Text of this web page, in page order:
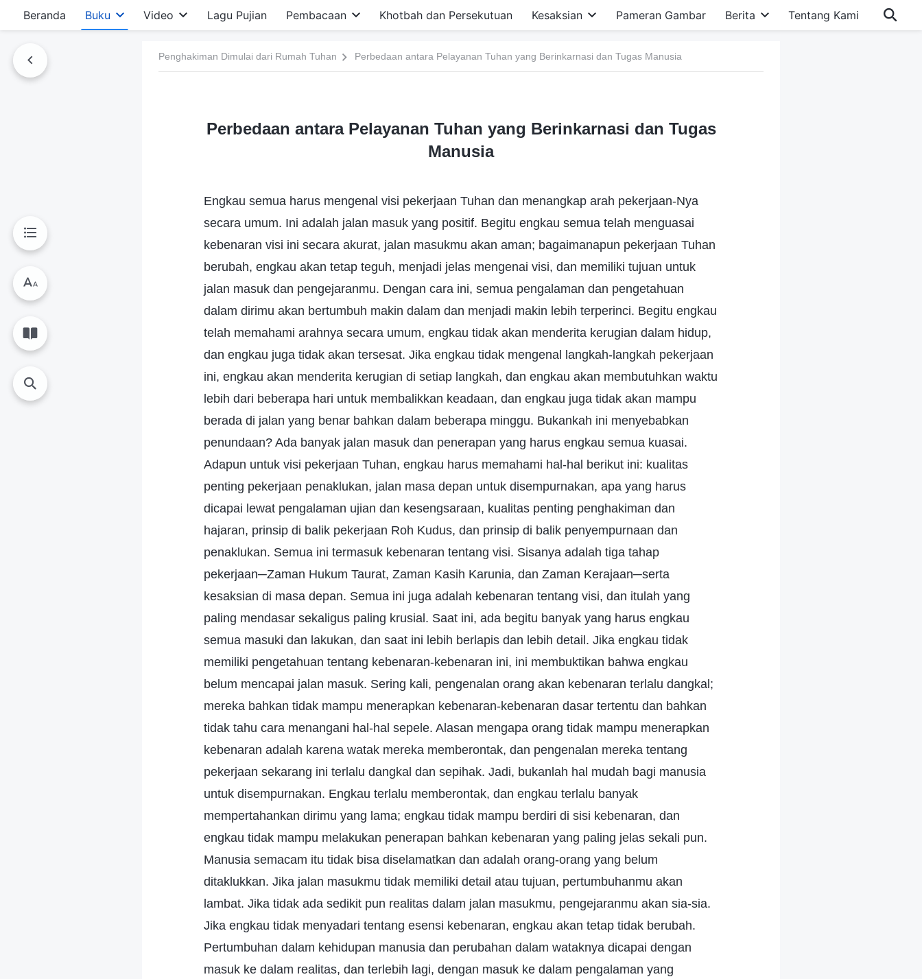
Beranda Buku Video Lagu Pujian Pembacaan Khotbah dan Persekutuan Kesaksian Pameran Gambar Berita Tentang Kami
Penghakiman Dimulai dari Rumah Tuhan Perbedaan antara Pelayanan Tuhan yang Berinkarnasi dan Tugas Manusia
Perbedaan antara Pelayanan Tuhan yang Berinkarnasi dan Tugas
Manusia
Engkau semua harus mengenal visi pekerjaan Tuhan dan menangkap arah pekerjaan-Nya
secara umum. Ini adalah jalan masuk yang positif. Begitu engkau semua telah menguasai
kebenaran visi ini secara akurat, jalan masukmu akan aman; bagaimanapun pekerjaan Tuhan
berubah, engkau akan tetap teguh, menjadi jelas mengenai visi, dan memiliki tujuan untuk
jalan masuk dan pengejaranmu. Dengan cara ini, semua pengalaman dan pengetahuan
dalam dirimu akan bertumbuh makin dalam dan menjadi makin lebih terperinci. Begitu engkau
telah memahami arahnya secara umum, engkau tidak akan menderita kerugian dalam hidup,
dan engkau juga tidak akan tersesat. Jika engkau tidak mengenal langkah-langkah pekerjaan
ini, engkau akan menderita kerugian di setiap langkah, dan engkau akan membutuhkan waktu
lebih dari beberapa hari untuk membalikkan keadaan, dan engkau juga tidak akan mampu
berada di jalan yang benar bahkan dalam beberapa minggu. Bukankah ini menyebabkan
penundaan? Ada banyak jalan masuk dan penerapan yang harus engkau semua kuasai.
Adapun untuk visi pekerjaan Tuhan, engkau harus memahami hal-hal berikut ini: kualitas
penting pekerjaan penaklukan, jalan masa depan untuk disempurnakan, apa yang harus
dicapai lewat pengalaman ujian dan kesengsaraan, kualitas penting penghakiman dan
hajaran, prinsip di balik pekerjaan Roh Kudus, dan prinsip di balik penyempurnaan dan
penaklukan. Semua ini termasuk kebenaran tentang visi. Sisanya adalah tiga tahap
pekerjaan─Zaman Hukum Taurat, Zaman Kasih Karunia, dan Zaman Kerajaan─serta
kesaksian di masa depan. Semua ini juga adalah kebenaran tentang visi, dan itulah yang
paling mendasar sekaligus paling krusial. Saat ini, ada begitu banyak yang harus engkau
semua masuki dan lakukan, dan saat ini lebih berlapis dan lebih detail. Jika engkau tidak
memiliki pengetahuan tentang kebenaran-kebenaran ini, ini membuktikan bahwa engkau
belum mencapai jalan masuk. Sering kali, pengenalan orang akan kebenaran terlalu dangkal;
mereka bahkan tidak mampu menerapkan kebenaran-kebenaran dasar tertentu dan bahkan
tidak tahu cara menangani hal-hal sepele. Alasan mengapa orang tidak mampu menerapkan
kebenaran adalah karena watak mereka memberontak, dan pengenalan mereka tentang
pekerjaan sekarang ini terlalu dangkal dan sepihak. Jadi, bukanlah hal mudah bagi manusia
untuk disempurnakan. Engkau terlalu memberontak, dan engkau terlalu banyak
mempertahankan dirimu yang lama; engkau tidak mampu berdiri di sisi kebenaran, dan
engkau tidak mampu melakukan penerapan bahkan kebenaran yang paling jelas sekali pun.
Manusia semacam itu tidak bisa diselamatkan dan adalah orang-orang yang belum
ditaklukkan. Jika jalan masukmu tidak memiliki detail atau tujuan, pertumbuhanmu akan
lambat. Jika tidak ada sedikit pun realitas dalam jalan masukmu, pengejaranmu akan sia-sia.
Jika engkau tidak menyadari tentang esensi kebenaran, engkau akan tetap tidak berubah.
Pertumbuhan dalam kehidupan manusia dan perubahan dalam wataknya dicapai dengan
masuk ke dalam realitas, dan terlebih lagi, dengan masuk ke dalam pengalaman yang